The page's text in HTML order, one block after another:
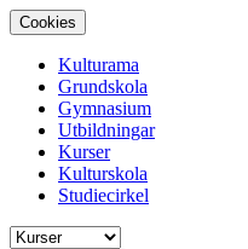
Cookies
Kulturama
Grundskola
Gymnasium
Utbildningar
Kurser
Kulturskola
Studiecirkel